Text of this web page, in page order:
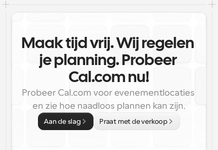
Maak tijd vrij. Wij regelen
je planning. Probeer
Cal.com nu!
Probeer Cal.com voor evenementlocaties
en zie hoe naadloos plannen kan zijn.
Aan de slag Praat met de verkoop